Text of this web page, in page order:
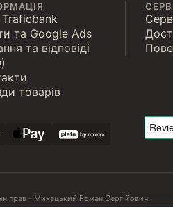
та Google Ads
та відповіді
товарів
прав - Михацький Роман Сергійович.